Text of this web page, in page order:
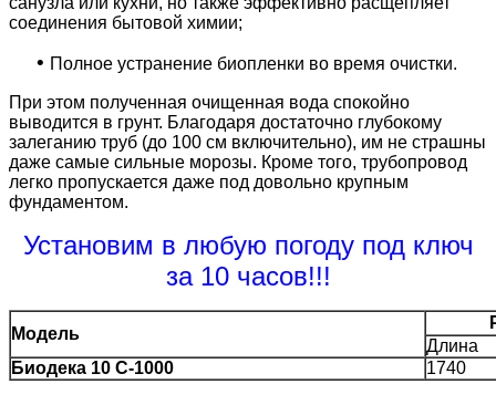
соединения бытовой химии;
• Полное устранение биопленки во время очистки.
При этом полученная очищенная вода спокойно
выводится в грунт. Благодаря достаточно глубокому
залеганию труб (до 100 см включительно), им не страшны
даже самые сильные морозы. Кроме того, трубопровод
легко пропускается даже под довольно крупным
фундаментом.
Установим в любую погоду под ключ
за 10 часов!!!
Модель
Длина
Биодека 10 С-1000
1740